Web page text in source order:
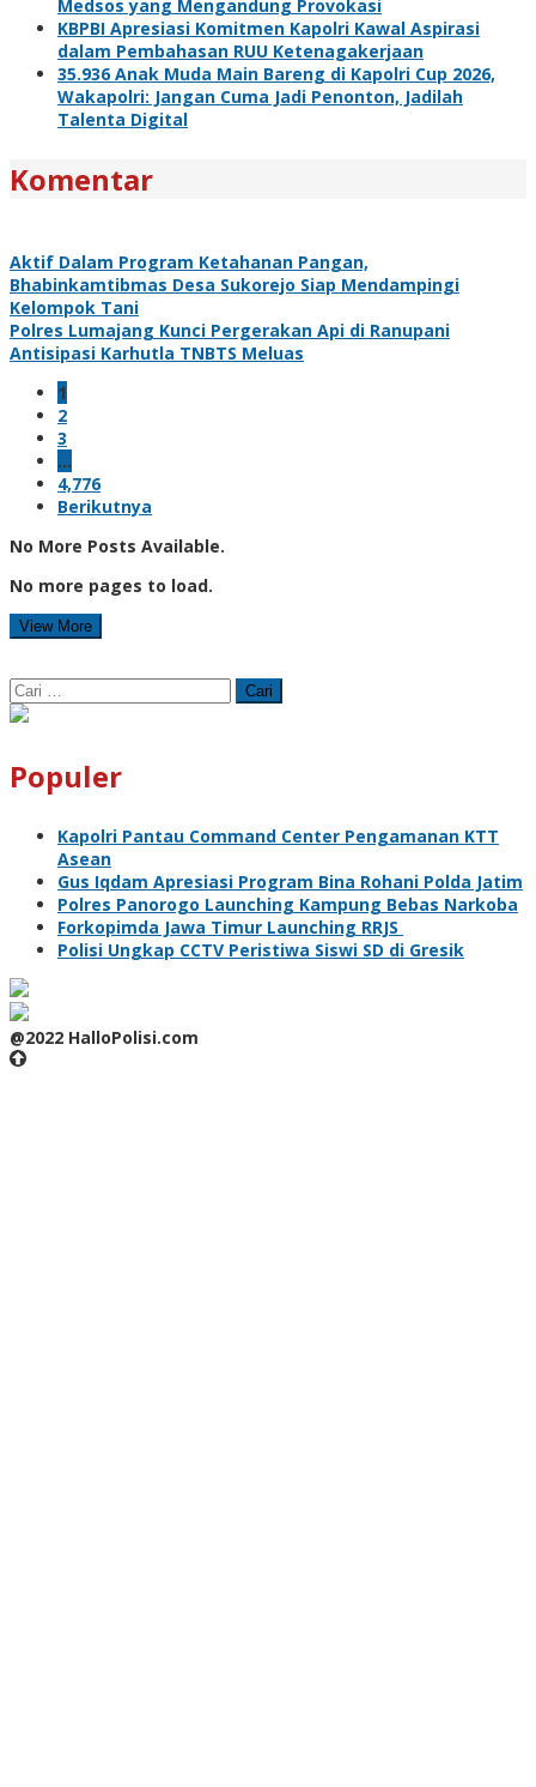
Medsos yang Mengandung Provokasi
KBPBI Apresiasi Komitmen Kapolri Kawal Aspirasi
dalam Pembahasan RUU Ketenagakerjaan
35.936 Anak Muda Main Bareng di Kapolri Cup 2026,
Wakapolri: Jangan Cuma Jadi Penonton, Jadilah
Talenta Digital
Komentar
Aktif Dalam Program Ketahanan Pangan,
Bhabinkamtibmas Desa Sukorejo Siap Mendampingi
Kelompok Tani
Polres Lumajang Kunci Pergerakan Api di Ranupani
Antisipasi Karhutla TNBTS Meluas
1
2
3
…
4,776
Berikutnya
No More Posts Available.
No more pages to load.
View More
Cari
untuk:
Populer
Kapolri Pantau Command Center Pengamanan KTT
Asean
Gus Iqdam Apresiasi Program Bina Rohani Polda Jatim
Polres Panorogo Launching Kampung Bebas Narkoba
Forkopimda Jawa Timur Launching RRJS
Polisi Ungkap CCTV Peristiwa Siswi SD di Gresik
@2022 HalloPolisi.com